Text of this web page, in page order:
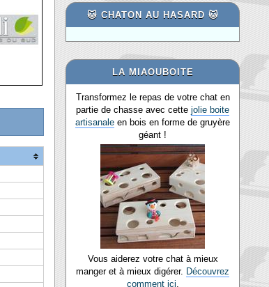
🐱 CHATON AU HASARD 🐱
LA MIAOUBOITE
Transformez le repas de votre chat en
partie de chasse avec cette jolie boite
artisanale en bois en forme de gruyère
géant !
Vous aiderez votre chat à mieux
manger et à mieux digérer. Découvrez
comment ici.